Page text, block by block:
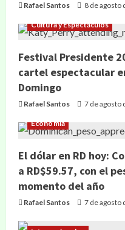
Rafael Santos 8 de agosto
Cultura y Espectáculos
Festival Presidente
cartel espectacular
Domingo
Rafael Santos 7 de agosto
Economía
El dólar en RD hoy:
a RD$59.57, con el
momento del año
Rafael Santos 7 de agosto